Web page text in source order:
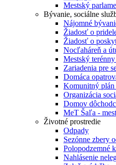
Mestský
Bývanie, sociálne
Nájomné
Žiadosť o
Žiadosť o
Nocľaháreň a
Mestský
Zariadenia pre
Domáca
Komunitný plán
Organizácia
Domov
MeT Šaľa -
Životné prostredie
Odpady
Sezónne zbery
Polopodzemné
Nahlásenie